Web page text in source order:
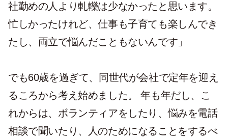
社勤めの人より軋轢は少なかったと思います。
忙しかったけれど、仕事も子育ても楽しんでき
たし、両立で悩んだこともないんです」
でも60歳を過ぎて、同世代が会社で定年を迎え
るころから考え始めました。 年も年だし、こ
れからは、ボランティアをしたり、悩みを電話
相談で聞いたり、人のためになることをするべ